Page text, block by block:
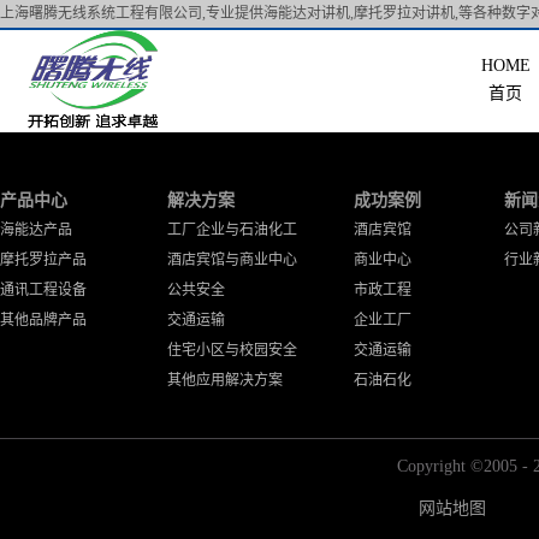
上海曙腾无线系统工程有限公司,专业提供海能达对讲机,摩托罗拉对讲机,等各种数字
首页
产品中心
海能达产品
摩托罗拉产品
通讯工程设备
其他品牌产品
解决方案
工厂企业与石油化工
酒店宾馆与商业中心
公共安全
交通运输
住宅小区与校园安全
其他应用解决方案
成功案例
酒店宾馆
商业中心
市政工程
企业工厂
交通运输
石油石化
新
公司
行业
Copyright ©2005 -
网站地图